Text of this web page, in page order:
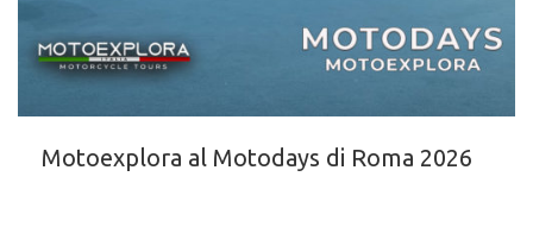
Motoexplora al Motodays di Roma 2026